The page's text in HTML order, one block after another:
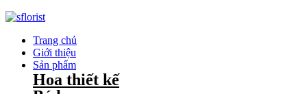
Trang chủ
Giới thiệu
Sản phẩm
Hoa thiết kế